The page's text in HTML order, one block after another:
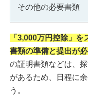
その他の必要書類
「3,000万円控除」
書類の準備と提出が必
の証明書類などは、
があるため、日程に
う。